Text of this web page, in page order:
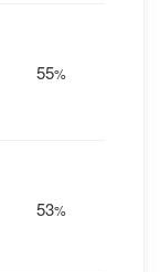
55%
53%